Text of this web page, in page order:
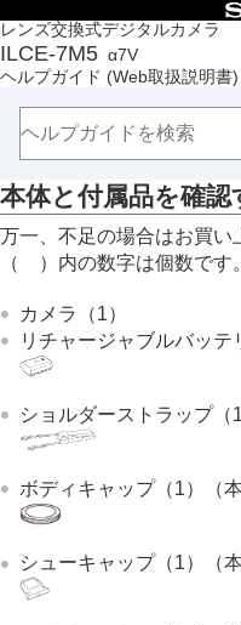
レンズ交換式デジタルカメラ
ILCE-7M5 α7V
ヘルプガイド (Web取扱説明書)
目
トップページ
ヘルプガイドの使いかた
本体と付属品を確認する
本機の基本操作
準備/基本的な撮影
MENU一覧から機能を探す
撮影機能を活用する
再生する
カメラの設定を変更する
スマートフォンでできること
クラウドサービスを利用する
資料
本体と付属品を確認
万一、不足の場合はお買い
（ ）内の数字は個数です。
カメラ（1）
リチャージャブルバッテ
ショルダーストラップ（1
ボディキャップ（1）（
シューキャップ（1）（